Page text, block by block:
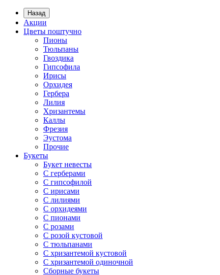
Назад
Акции
Цветы поштучно
Пионы
Тюльпаны
Гвоздика
Гипсофила
Ирисы
Орхидея
Гербера
Лилия
Хризантемы
Каллы
Фрезия
Эустома
Прочие
Букеты
Букет невесты
С герберами
С гипсофилой
С ирисами
С лилиями
С орхидеями
С пионами
С розами
С розой кустовой
С тюльпанами
С хризантемой кустовой
С хризантемой одиночной
Сборные букеты